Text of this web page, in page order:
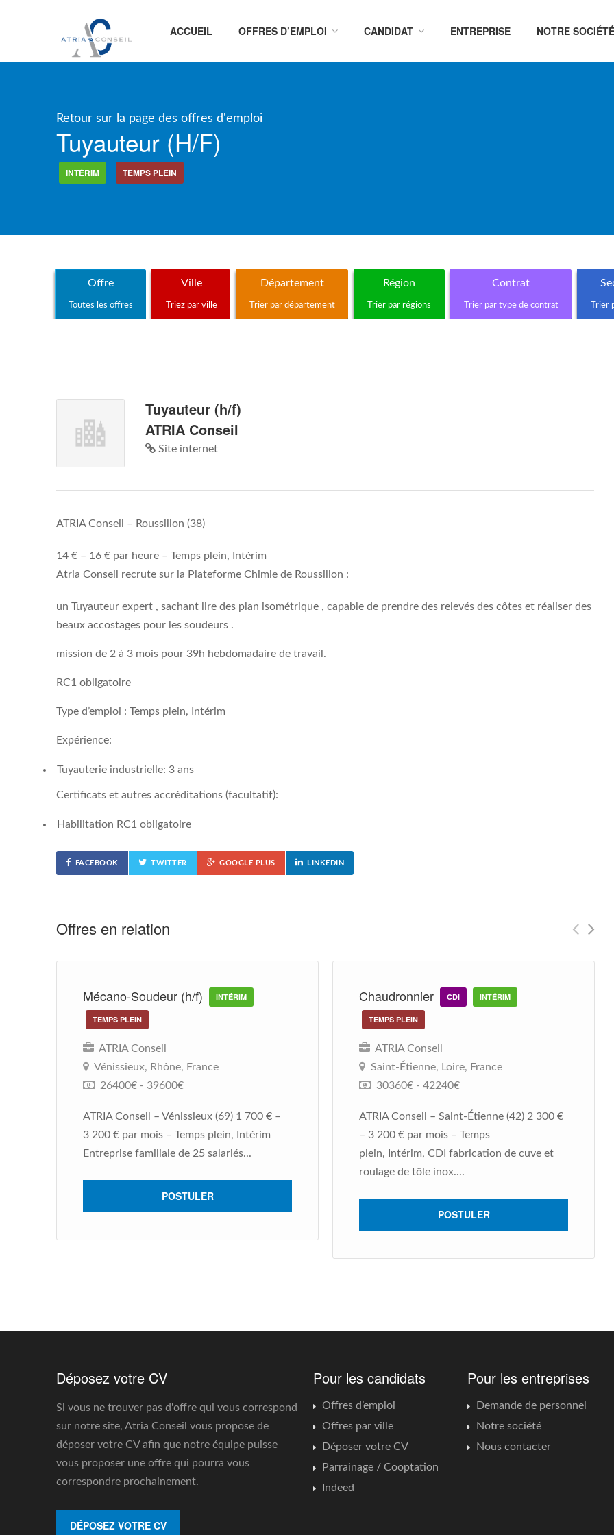
ACCUEIL OFFRES D’EMPLOI CANDIDAT ENTREPRISE NOTRE SOCIÉTÉ
Retour sur la page des offres d'emploi
Tuyauteur (h/f)
INTÉRIM TEMPS PLEIN
Offre
Toutes les offres
Ville
Triez par ville
Département
Trier par département
Région
Trier par régions
Contrat
Trier par type de contrat Trier
Tuyauteur (h/f)
ATRIA Conseil
Site internet
ATRIA Conseil – Roussillon (38)
14 € – 16 € par heure – Temps plein, Intérim
Atria Conseil recrute sur la Plateforme Chimie de Roussillon :
un Tuyauteur expert , sachant lire des plan isométrique , capable de prendre des relevés des côtes et réaliser des
beaux accostages pour les soudeurs .
mission de 2 à 3 mois pour 39h hebdomadaire de travail.
RC1 obligatoire
Type d’emploi : Temps plein, Intérim
Expérience:
Tuyauterie industrielle: 3 ans
Certificats et autres accréditations (facultatif):
Habilitation RC1 obligatoire
FACEBOOK TWITTER GOOGLE PLUS LINKEDIN
Offres en relation
Mécano-Soudeur (h/f) INTÉRIM
TEMPS PLEIN
ATRIA Conseil
Vénissieux, Rhône, France
26400€ - 39600€
ATRIA Conseil – Vénissieux (69) 1 700 € –
3 200 € par mois – Temps plein, Intérim
Entreprise familiale de 25 salariés...
POSTULER
Chaudronnier CDI INTÉRIM
TEMPS PLEIN
ATRIA Conseil
Saint-Étienne, Loire, France
30360€ - 42240€
ATRIA Conseil – Saint-Étienne (42) 2 300 €
– 3 200 € par mois – Temps
plein, Intérim, CDI fabrication de cuve et
roulage de tôle inox....
POSTULER
Déposez votre CV
Si vous ne trouver pas d'offre qui vous correspond
sur notre site, Atria Conseil vous propose de
déposer votre CV afin que notre équipe puisse
vous proposer une offre qui pourra vous
correspondre prochainement.
DÉPOSEZ VOTRE CV
Pour les candidats
Offres d’emploi
Offres par ville
Déposer votre CV
Parrainage / Cooptation
Indeed
Pour les entreprises
Demande de personnel
Notre société
Nous contacter